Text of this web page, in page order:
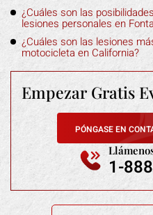
¿Cuáles son las
lesiones personales en
¿Cuáles son las lesiones
motocicleta en California?
Empezar Gratis
PÓNGASE EN
1-